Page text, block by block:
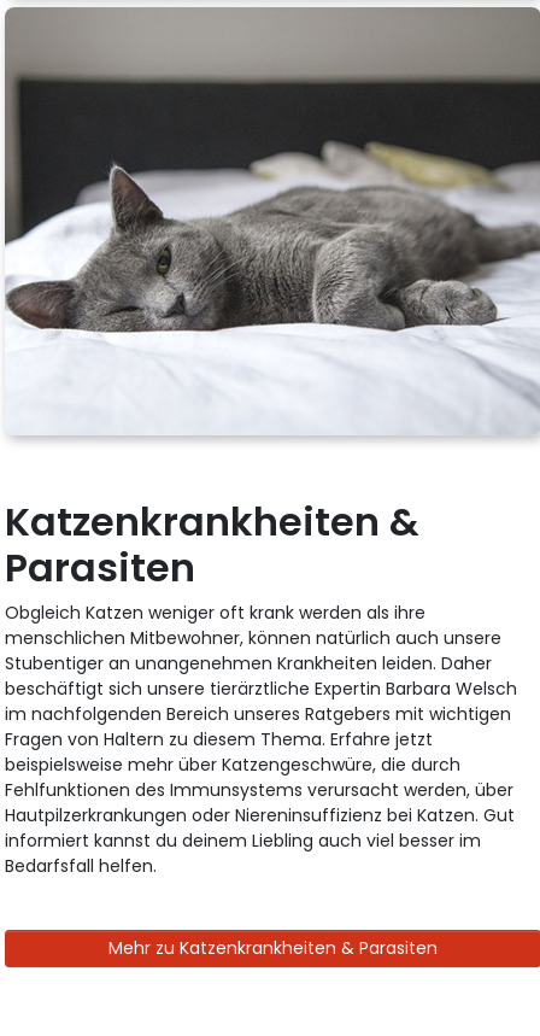
Katzenkrankheiten &
Parasiten
Obgleich Katzen weniger oft krank werden als ihre
menschlichen Mitbewohner, können natürlich auch unsere
Stubentiger an unangenehmen Krankheiten leiden. Daher
beschäftigt sich unsere tierärztliche Expertin Barbara Welsch
im nachfolgenden Bereich unseres Ratgebers mit wichtigen
Fragen von Haltern zu diesem Thema. Erfahre jetzt
beispielsweise mehr über Katzengeschwüre, die durch
Fehlfunktionen des Immunsystems verursacht werden, über
Hautpilzerkrankungen oder Niereninsuffizienz bei Katzen. Gut
informiert kannst du deinem Liebling auch viel besser im
Bedarfsfall helfen.
Mehr zu Katzenkrankheiten & Parasiten